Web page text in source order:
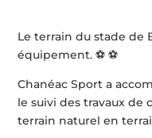
Le terrain du stade de
équipement. ⚽ ⚽
Chanéac Sport a
le suivi des travaux de
terrain naturel en